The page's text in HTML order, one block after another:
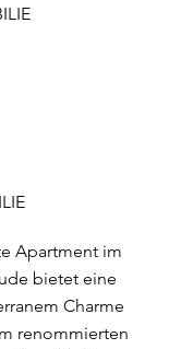
Apartment im
bietet eine
Charme
renommierten